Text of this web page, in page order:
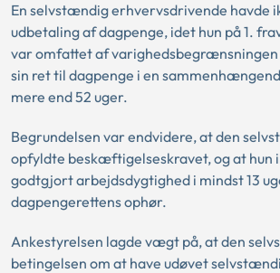
En selvstændig erhvervsdrivende havde
udbetaling af dagpenge, idet hun på 1.
var omfattet af varighedsbegrænsningen
sin ret til dagpenge i en
mere end 52 uger.
Begrundelsen var endvidere, at den
opfyldte beskæftigelseskravet, og at hun
godtgjort arbejdsdygtighed i mindst 13
dagpengerettens ophør.
Ankestyrelsen lagde vægt på, at den
betingelsen om at have udøvet